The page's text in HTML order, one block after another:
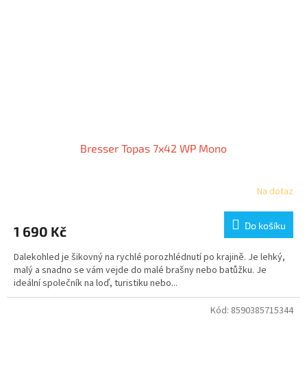
Bresser Topas 7x42 WP Mono
Na dotaz
1 690 Kč Do košíku
Dalekohled je šikovný na rychlé porozhlédnutí po krajině. Je lehký,
malý a snadno se vám vejde do malé brašny nebo batůžku. Je
ideální společník na loď, turistiku nebo...
Kód: 8590385715344